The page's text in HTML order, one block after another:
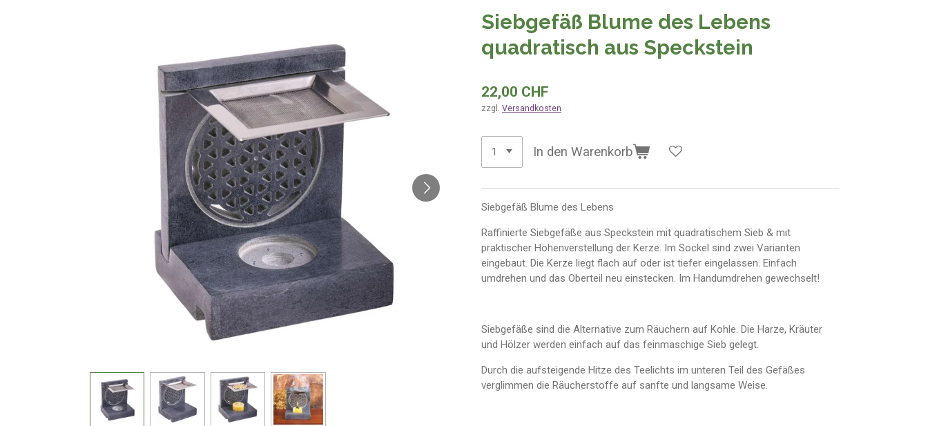
Siebgefäß Blume des Lebens
quadratisch aus Speckstein
22,00 CHF
zzgl. Versandkosten
In den Warenkorb
Siebgefäß Blume des Lebens
Raffinierte Siebgefäße aus Speckstein mit quadratischem Sieb & mit
praktischer Höhenverstellung der Kerze. Im Sockel sind zwei Varianten
eingebaut. Die Kerze liegt flach auf oder ist tiefer eingelassen. Einfach
umdrehen und das Oberteil neu einstecken. Im Handumdrehen gewechselt!
Siebgefäße sind die Alternative zum Räuchern auf Kohle. Die Harze, Kräuter
und Hölzer werden einfach auf das feinmaschige Sieb gelegt.
Durch die aufsteigende Hitze des Teelichts im unteren Teil des Gefäßes
verglimmen die Räucherstoffe auf sanfte und langsame Weise.